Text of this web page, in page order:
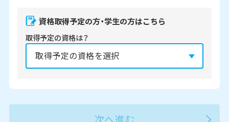
資格取得予定の方・学生の方はこちら
取得予定の資格は？
2027年 2028年 2029年 3月